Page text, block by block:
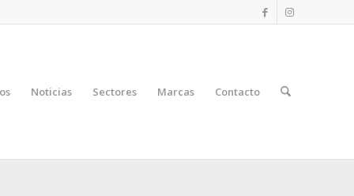
Noticias Sectores Marcas Contacto